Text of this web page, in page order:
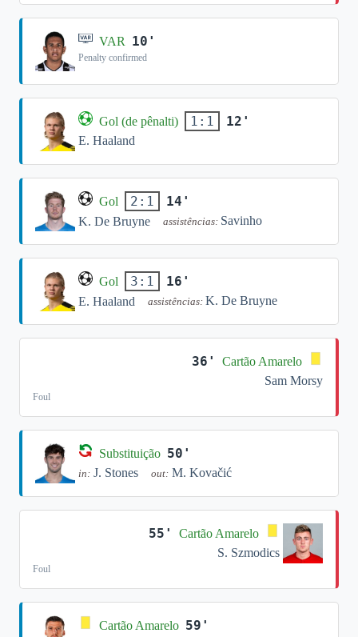
VAR 10'
Penalty confirmed
Gol (de pênalti) 1:1 12'
E. Haaland
Gol 2:1 14'
K. De Bruyne assistências: Savinho
Gol 3:1 16'
E. Haaland assistências: K. De Bruyne
36'
Cartão Amarelo
Sam Morsy
Foul
Substituição 50'
in: J. Stones out: M. Kovačić
55'
Cartão Amarelo
S. Szmodics
Foul
Cartão Amarelo 59'